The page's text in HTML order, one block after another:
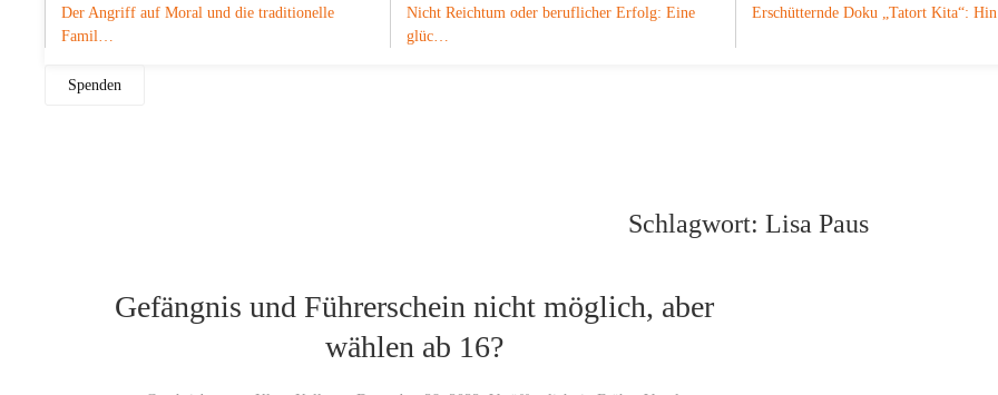
Der Angriff auf Moral und die traditionelle
Famil…
Nicht Reichtum oder beruflicher Erfolg: Eine
glüc…
Erschütternde Doku „Tatort Kita“:
Spenden
Schlagwort: Lisa Paus
Gefängnis und Führerschein nicht möglich, aber
wählen ab 16?